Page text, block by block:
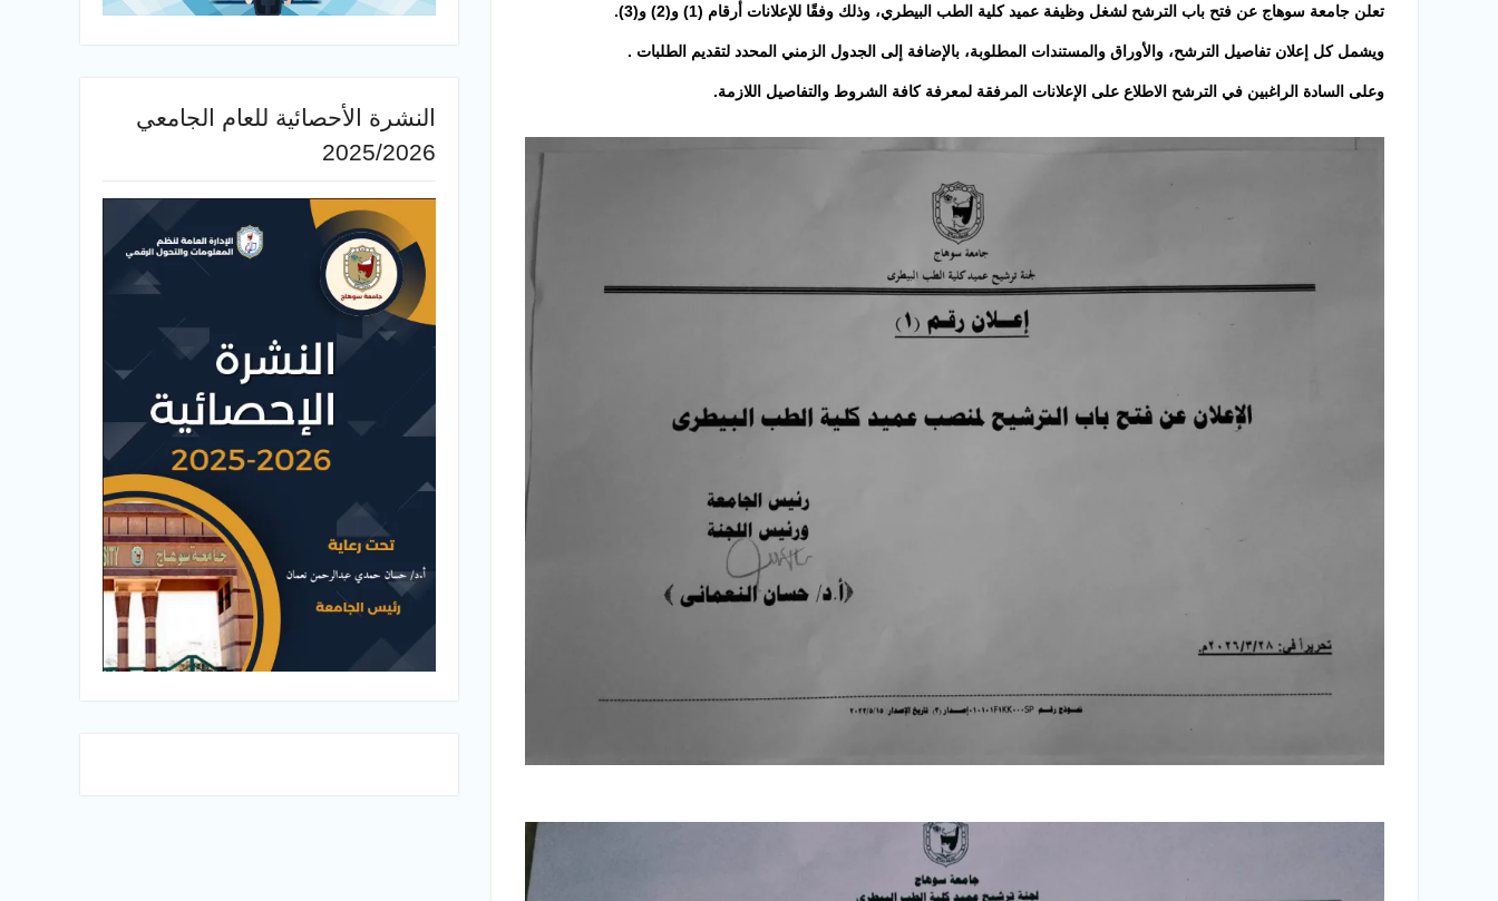
تعلن جامعة سوهاج عن فتح باب الترشح لشغل وظيفة عميد كلية الطب البيطري، وذلك وفقًا للإعلانات أرقام (1) و(2) و(3).
ويشمل كل إعلان تفاصيل الترشح، والأوراق والمستندات المطلوبة، بالإضافة إلى الجدول الزمني المحدد لتقديم الطلبات .
وعلى السادة الراغبين في الترشح الاطلاع على الإعلانات المرفقة لمعرفة كافة الشروط والتفاصيل اللازمة.
النشرة الأحصائية للعام الجامعي
2025/2026